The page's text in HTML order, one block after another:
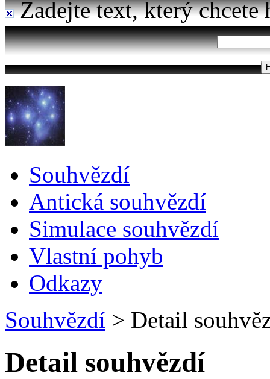
Zadejte text, který chcete
Souhvězdí
Antická souhvězdí
Simulace souhvězdí
Vlastní pohyb
Odkazy
Souhvězdí > Detail
Detail souhvězdí